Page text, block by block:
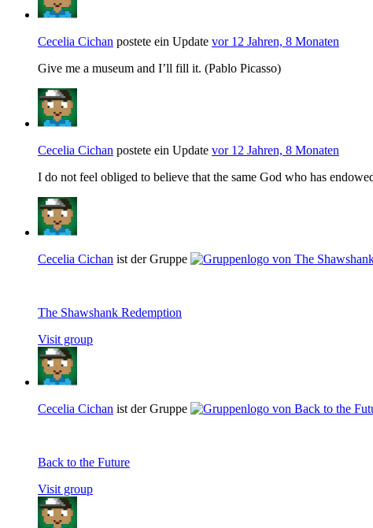
Cecelia Cichan postete ein Update vor 12 Jahren, 8 Monaten
Give me a museum and I’ll fill it. (Pablo Picasso)
Cecelia Cichan postete ein Update vor 12 Jahren, 8 Monaten
I do not feel obliged to believe that the same God who has
Cecelia Cichan ist der Gruppe
The Shawshank Redemption
Visit group
Cecelia Cichan ist der Gruppe
Back to the Future
Visit group